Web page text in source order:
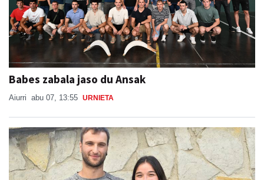
Babes zabala jaso du Ansak
Aiurri abu 07, 13:55 URNIETA